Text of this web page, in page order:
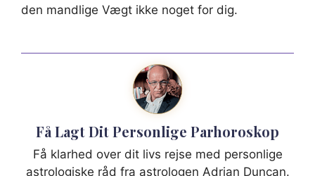
den mandlige Vægt ikke noget for dig.
Få Lagt Dit Personlige Parhoroskop
Få klarhed over dit livs rejse med personlige
astrologiske råd fra astrologen Adrian Duncan.